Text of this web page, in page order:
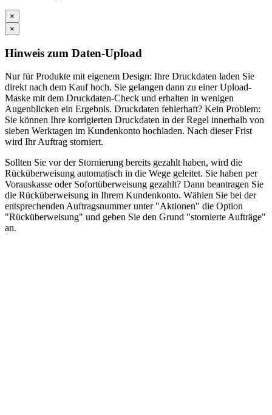
×
×
Hinweis zum Daten-Upload
Nur für Produkte mit eigenem Design: Ihre Druckdaten laden Sie
direkt nach dem Kauf hoch. Sie gelangen dann zu einer Upload-
Maske mit dem Druckdaten-Check und erhalten in wenigen
Augenblicken ein Ergebnis. Druckdaten fehlerhaft? Kein Problem:
Sie können Ihre korrigierten Druckdaten in der Regel innerhalb von
sieben Werktagen im Kundenkonto hochladen. Nach dieser Frist
wird Ihr Auftrag storniert.
Sollten Sie vor der Stornierung bereits gezahlt haben, wird die
Rücküberweisung automatisch in die Wege geleitet. Sie haben per
Vorauskasse oder Sofortüberweisung gezahlt? Dann beantragen Sie
die Rücküberweisung in Ihrem Kundenkonto. Wählen Sie bei der
entsprechenden Auftragsnummer unter "Aktionen" die Option
"Rücküberweisung" und geben Sie den Grund "stornierte Aufträge"
an.